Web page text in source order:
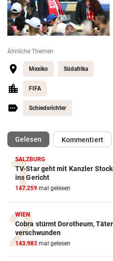
Ähnliche Themen
Mexiko Südafrika
FIFA
Schiedsrichter
Gelesen(ausgewählt)Kommentiert
SALZBURG
TV-Star geht mit Kanzler
ins Gericht
147.259 mal gelesen
WIEN
Cobra stürmt Dorotheum,
verschwunden
143.983 mal gelesen
Action-Cam Vergleich
ZUM VERGLEICH
Crosstrainer Vergleich
ZUM VERGLEICH
E-Bike Vergleich
ZUM VERGLEICH